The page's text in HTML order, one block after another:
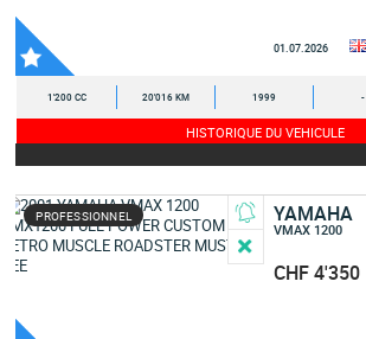
01.07.2026
1'200 CC 20'016 KM 1999 -
HISTORIQUE DU VEHICULE
PROFESSIONNEL YAMAHA
VMAX 1200
CHF 4'350